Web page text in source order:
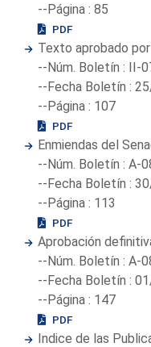
--Página : 85
PDF
Texto aprobado
--Núm. Boletín : II-
--Fecha Boletín :
--Página : 107
PDF
Enmiendas del
--Núm. Boletín : A-
--Fecha Boletín :
--Página : 113
PDF
Aprobación
--Núm. Boletín : A-
--Fecha Boletín :
--Página : 147
PDF
Indice de las